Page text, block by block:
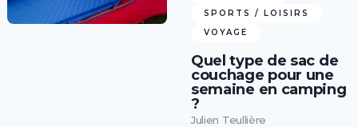
SPORTS / LOISIRS
VOYAGE
Quel type de sac de
couchage pour une
semaine en camping
?
Julien Teullière